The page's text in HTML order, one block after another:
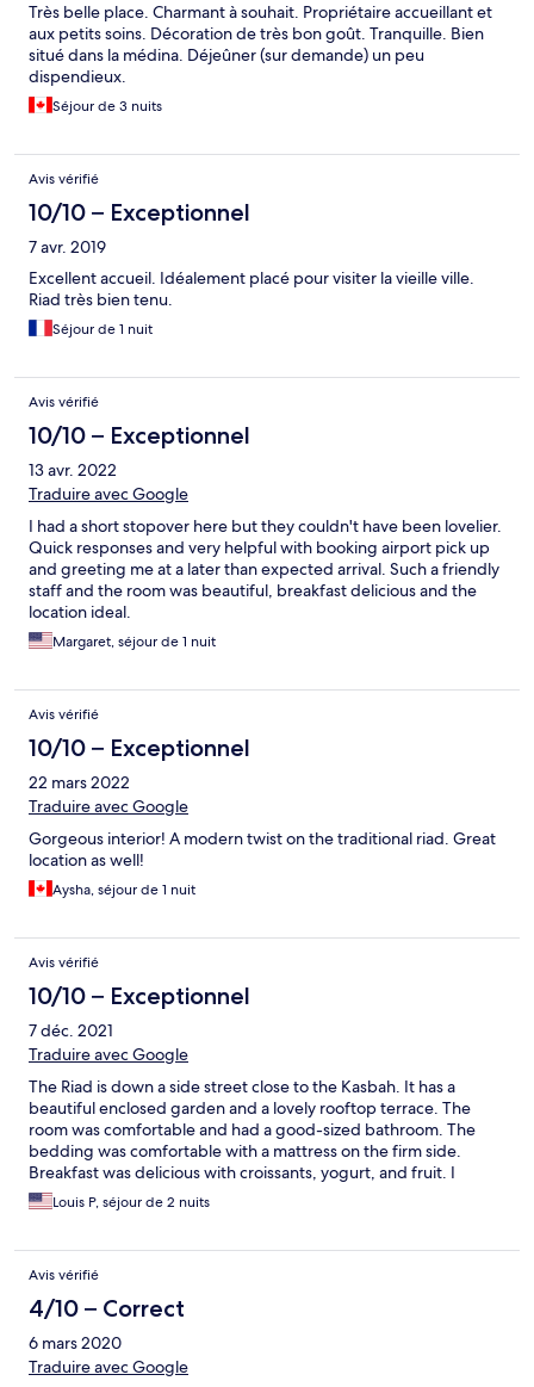
Très belle place. Charmant à souhait. Propriétaire accueillant et
aux petits soins. Décoration de très bon goût. Tranquille. Bien
situé dans la médina. Déjeûner (sur demande) un peu
dispendieux.
Séjour de 3 nuits
Avis vérifié
10/10 – Exceptionnel
7 avr. 2019
Excellent accueil. Idéalement placé pour visiter la vieille ville.
Riad très bien tenu.
Séjour de 1 nuit
Avis vérifié
10/10 – Exceptionnel
13 avr. 2022
Traduire avec Google
I had a short stopover here but they couldn't have been lovelier.
Quick responses and very helpful with booking airport pick up
and greeting me at a later than expected arrival. Such a friendly
staff and the room was beautiful, breakfast delicious and the
location ideal.
Margaret, séjour de 1 nuit
Avis vérifié
10/10 – Exceptionnel
22 mars 2022
Traduire avec Google
Gorgeous interior! A modern twist on the traditional riad. Great
location as well!
Aysha, séjour de 1 nuit
Avis vérifié
10/10 – Exceptionnel
7 déc. 2021
Traduire avec Google
The Riad is down a side street close to the Kasbah. It has a
beautiful enclosed garden and a lovely rooftop terrace. The
room was comfortable and had a good-sized bathroom. The
bedding was comfortable with a mattress on the firm side.
Breakfast was delicious with croissants, yogurt, and fruit. I
enjoyed a grilled steak dinner with two sauces, au poivre and
mushroom. It is a beautiful place to stay. Staff and service were
Louis P, séjour de 2 nuits
Avis vérifié
4/10 – Correct
6 mars 2020
Traduire avec Google